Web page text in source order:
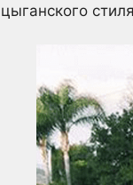
цыганского